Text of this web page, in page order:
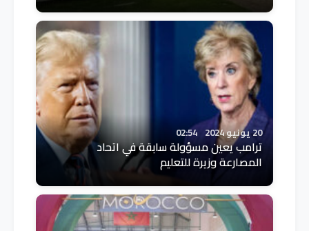
20 يونيو 2024 02:54
ترامب يعين مسؤولة سابقة في اتحاد
المصارعة وزيرة للتعليم